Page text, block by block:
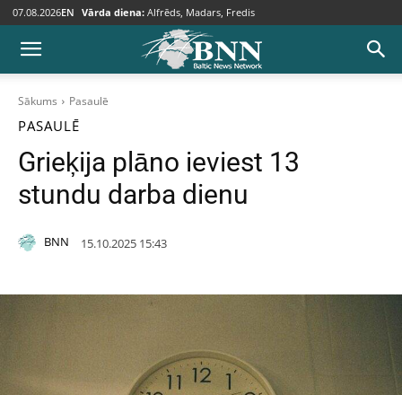
07.08.2026EN Vārda diena: Alfrēds, Madars, Fredis
Sākums Pasaulē
PASAULĒ
Grieķija plāno ieviest 13
stundu darba dienu
BNN 15.10.2025 15:43